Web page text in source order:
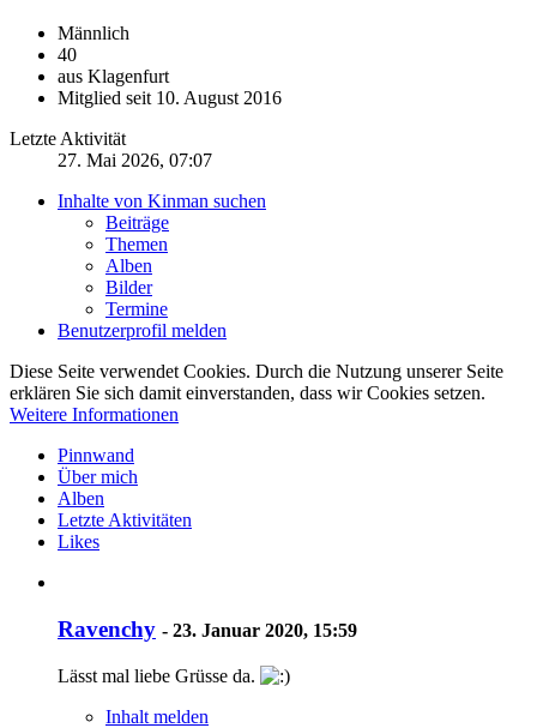
Männlich
40
aus Klagenfurt
Mitglied seit 10. August 2016
Letzte Aktivität
27. Mai 2026, 07:07
Inhalte von Kinman suchen
Beiträge
Themen
Alben
Bilder
Termine
Benutzerprofil melden
Diese Seite verwendet Cookies. Durch die Nutzung unserer Seite
erklären Sie sich damit einverstanden, dass wir Cookies setzen.
Weitere Informationen
Pinnwand
Über mich
Alben
Letzte Aktivitäten
Likes
Ravenchy - 23. Januar 2020, 15:59
Lässt mal liebe Grüsse da.
Inhalt melden